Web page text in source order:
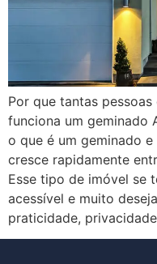
Por que tantas
funciona um geminado
o que é um geminado
cresce rapidamente
Esse tipo de imóvel se
acessível e muito
praticidade,